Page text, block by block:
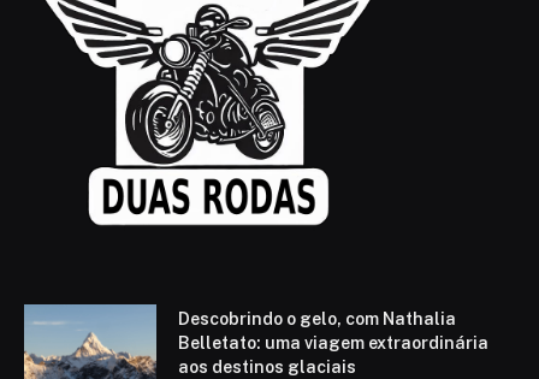
Descobrindo o gelo, com Nathalia
Belletato: uma viagem extraordinária
aos destinos glaciais